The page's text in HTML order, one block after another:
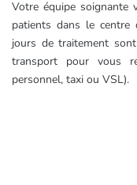
Votre équipe soignante
patients dans le centre
jours de traitement
transport pour vous
personnel, taxi ou VSL).